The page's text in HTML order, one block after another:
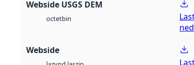
Webside USGS DEM
octetbin
ned
Webside